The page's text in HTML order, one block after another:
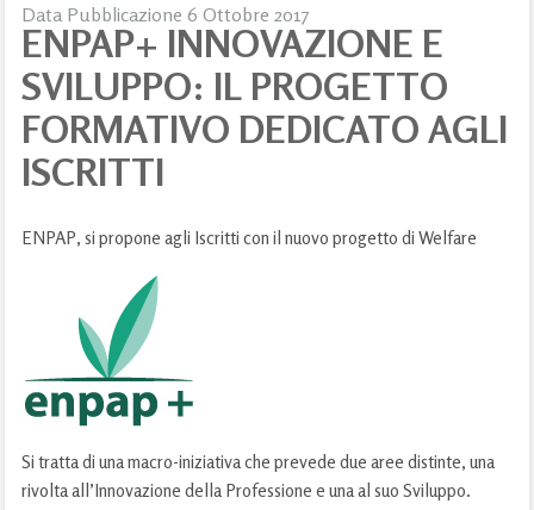
Data Pubblicazione 6 Ottobre 2017
ENPAP+ INNOVAZIONE E
SVILUPPO: IL PROGETTO
FORMATIVO DEDICATO AGLI
ISCRITTI
ENPAP, si propone agli Iscritti con il nuovo progetto di Welfare
Si tratta di una macro-iniziativa che prevede due aree distinte, una
rivolta all’Innovazione della Professione e una al suo Sviluppo.